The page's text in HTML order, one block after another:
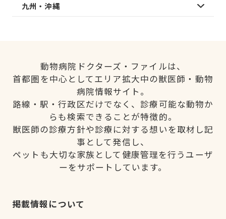
九州・沖縄
動物病院ドクターズ・ファイルは、
首都圏を中心としてエリア拡大中の獣医師・動物
病院情報サイト。
路線・駅・行政区だけでなく、診療可能な動物か
らも検索できることが特徴的。
獣医師の診療方針や診療に対する想いを取材し記
事として発信し、
ペットも大切な家族として健康管理を行うユーザ
ーをサポートしています。
掲載情報について